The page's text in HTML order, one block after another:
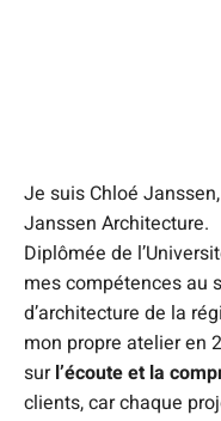
Je suis Chloé
Janssen Architecture.
Diplômée de
mes compétences au
d’architecture de la
mon propre atelier en
surl’écoute et la
clients, car chaque